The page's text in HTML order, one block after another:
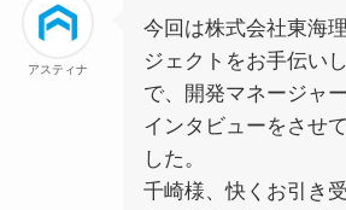
アスティナ
今回は株式会社東海
ジェクトをお手伝い
で、開発マネージャ
インタビューをさせ
した。
千崎様、快くお引き